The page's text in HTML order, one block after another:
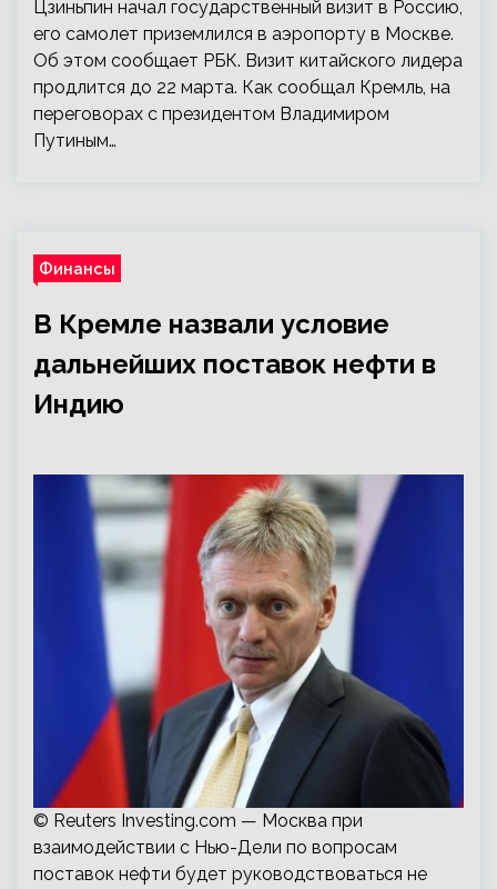
Цзиньпин начал государственный визит в Россию,
его самолет приземлился в аэропорту в Москве.
Об этом сообщает РБК. Визит китайского лидера
продлится до 22 марта. Как сообщал Кремль, на
переговорах с президентом Владимиром
Путиным…
Финансы
В Кремле назвали условие
дальнейших поставок нефти в
Индию
© Reuters Investing.com — Москва при
взаимодействии с Нью-Дели по вопросам
поставок нефти будет руководствоваться не